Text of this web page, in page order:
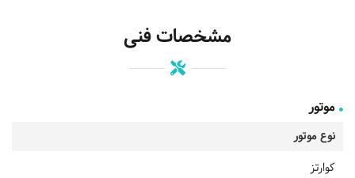
مشخصات فنی
موتور
نوع موتور
کوارتز